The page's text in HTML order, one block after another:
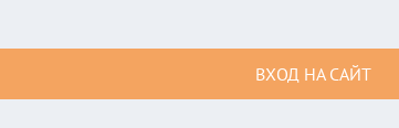
ВХОД НА САЙТ